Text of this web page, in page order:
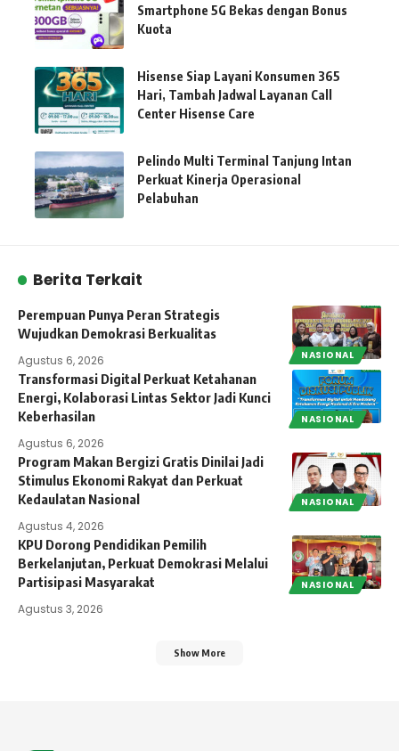
Smartphone 5G Bekas dengan Bonus
Kuota
Hisense Siap Layani Konsumen 365
Hari, Tambah Jadwal Layanan Call
Center Hisense Care
Pelindo Multi Terminal Tanjung Intan
Perkuat Kinerja Operasional
Pelabuhan
Berita Terkait
NASIONAL
Perempuan Punya Peran Strategis
Wujudkan Demokrasi Berkualitas
Agustus 6, 2026
NASIONAL
Transformasi Digital Perkuat Ketahanan
Energi, Kolaborasi Lintas Sektor Jadi Kunci
Keberhasilan
Agustus 6, 2026
NASIONAL
Program Makan Bergizi Gratis Dinilai Jadi
Stimulus Ekonomi Rakyat dan Perkuat
Kedaulatan Nasional
Agustus 4, 2026
NASIONAL
KPU Dorong Pendidikan Pemilih
Berkelanjutan, Perkuat Demokrasi Melalui
Partisipasi Masyarakat
Agustus 3, 2026
Show More